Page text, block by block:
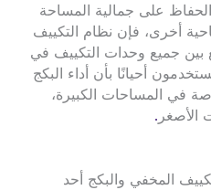
على جمالية المساحة
أخرى، فإن نظام التكييف
بين جميع وحدات التكييف في
أحيانًا بأن أداء البكج
في المساحات الكبيرة،
الأصغر .
المخفي والبكج أحد